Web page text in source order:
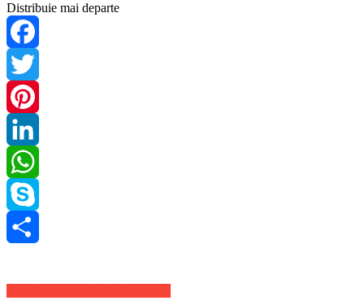
Distribuie mai departe
Facebook
Twitter
Pinterest
LinkedIn
WhatsApp
Skype